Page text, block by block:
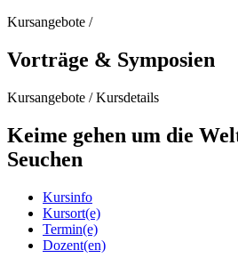
Kursangebote /
Vorträge & Symposien
Kursangebote /Kursdetails
Keime gehen um die
Seuchen
Kursinfo
Kursort(e)
Termin(e)
Dozent(en)